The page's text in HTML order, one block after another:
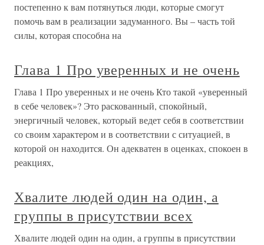
постепенно к вам потянуться люди, которые смогут
помочь вам в реализации задуманного. Вы – часть той
силы, которая способна на
Глава 1 Про уверенных и не очень
Глава 1 Про уверенных и не очень Кто такой «уверенный
в себе человек»? Это раскованный, спокойный,
энергичный человек, который ведет себя в соответствии
со своим характером и в соответствии с ситуацией, в
которой он находится. Он адекватен в оценках, спокоен в
реакциях,
Хвалите людей один на один, а
группы в присутствии всех
Хвалите людей один на один, а группы в присутствии